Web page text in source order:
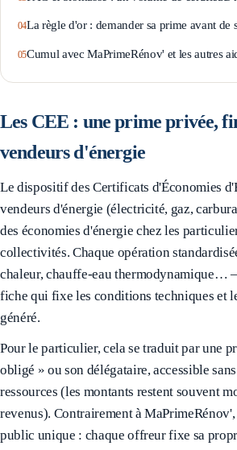
La règle d'or : demander sa prime avant de
Cumul avec MaPrimeRénov' et les autres
Les CEE : une prime privée,
vendeurs d'énergie
Le dispositif des Certificats d'Économies
vendeurs d'énergie (électricité, gaz,
des économies d'énergie chez les
collectivités. Chaque opération
chaleur, chauffe-eau thermodynamique…
fiche qui fixe les conditions techniques et
généré.
Pour le particulier, cela se traduit par une
obligé » ou son délégataire, accessible
ressources (les montants restent souvent
revenus). Contrairement à
public unique : chaque offreur fixe sa